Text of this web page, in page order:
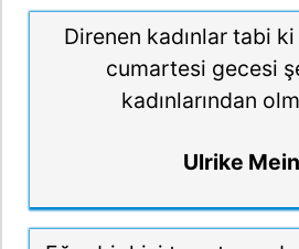
Direnen kadınlar tabi
cumartesi gecesi
kadınlarından
Ulrike